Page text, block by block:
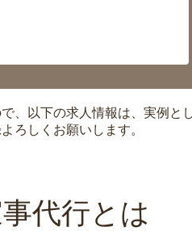
、以下の求人情報は、実例と
ろしくお願いします。
代行とは